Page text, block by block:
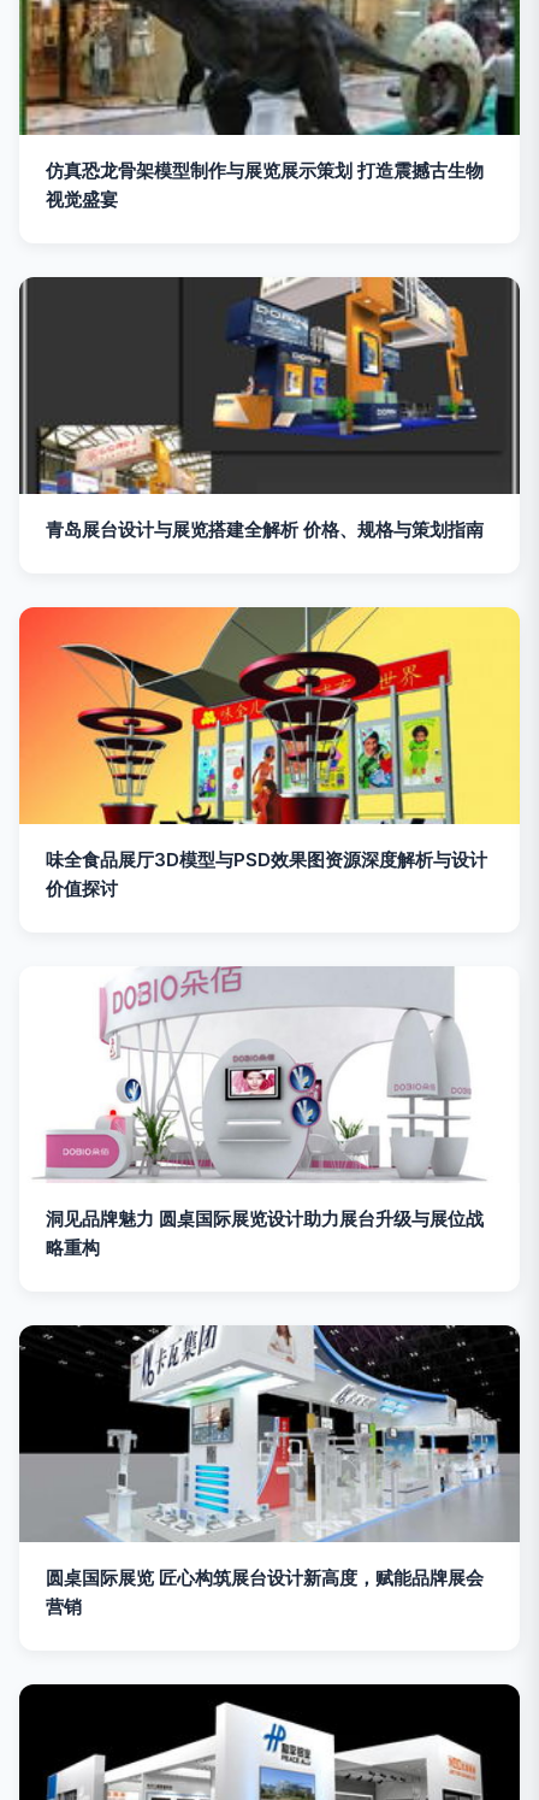
仿真恐龙骨架模型制作与展览展示策划 打造震撼古生物
视觉盛宴
青岛展台设计与展览搭建全解析 价格、规格与策划指南
味全食品展厅3D模型与PSD效果图资源深度解析与设计
价值探讨
洞见品牌魅力 圆桌国际展览设计助力展台升级与展位战
略重构
圆桌国际展览 匠心构筑展台设计新高度，赋能品牌展会
营销